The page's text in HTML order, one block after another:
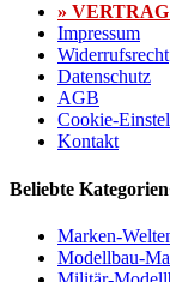
»
Impressum
Widerrufsrecht
Datenschutz
AGB
Cookie-
Kontakt
Beliebte Kategorien
Marken-
Modellbau-